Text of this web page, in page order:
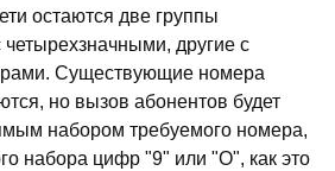
остаются две группы
другие с
Существующие номера
но вызов абонентов будет
набором требуемого номера,
набора цифр "9" или "О", как это